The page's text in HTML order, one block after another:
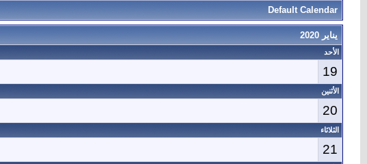
Default Calendar
يناير 2020
الأحد
19
الأثنين
20
الثلاثاء
21